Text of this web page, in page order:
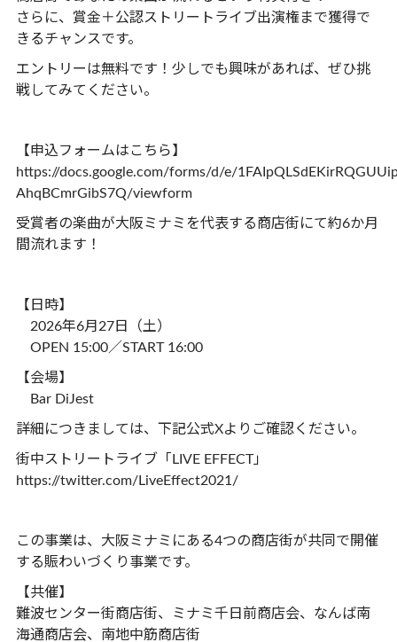
さらに、賞金＋公認ストリートライブ出演権まで獲得で
きるチャンスです。
エントリーは無料です！少しでも興味があれば、ぜひ挑
戦してみてください。
【申込フォームはこちら】
https://docs.google.com/forms/d/e/
AhqBCmrGibS7Q/viewform
受賞者の楽曲が大阪ミナミを代表する商店街にて約6か月
間流れます！
【日時】
2026年6月27日（土）
OPEN 15:00／START 16:00
【会場】
Bar DiJest
詳細につきましては、下記公式Xよりご確認ください。
街中ストリートライブ「LIVE EFFECT」
https://twitter.com/LiveEffect2021/
この事業は、大阪ミナミにある4つの商店街が共同で開催
する賑わいづくり事業です。
【共催】
難波センター街商店街、ミナミ千日前商店会、なんば南
海通商店会、南地中筋商店街